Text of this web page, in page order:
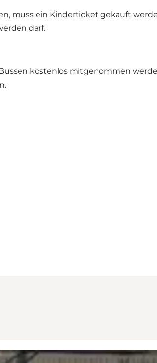
muss ein Kinderticket gekauft
darf.
kostenlos mitgenommen